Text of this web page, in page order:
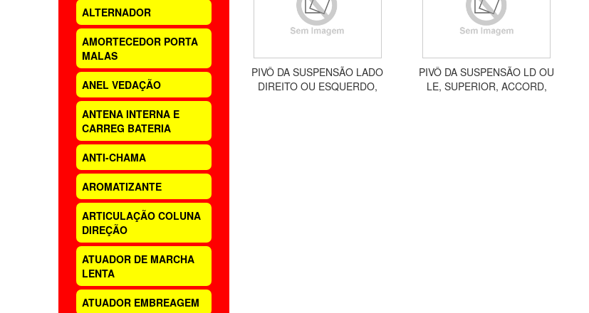
ALTERNADOR
AMORTECEDOR PORTA
MALAS
ANEL VEDAÇÃO
ANTENA INTERNA E
CARREG BATERIA
ANTI-CHAMA
AROMATIZANTE
ARTICULAÇÃO COLUNA
DIREÇÃO
ATUADOR DE MARCHA
LENTA
ATUADOR EMBREAGEM
PIVÔ DA SUSPENSÃO LADO
DIREITO OU ESQUERDO,
PIVÔ DA SUSPENSÃO LD OU
LE, SUPERIOR, ACCORD,